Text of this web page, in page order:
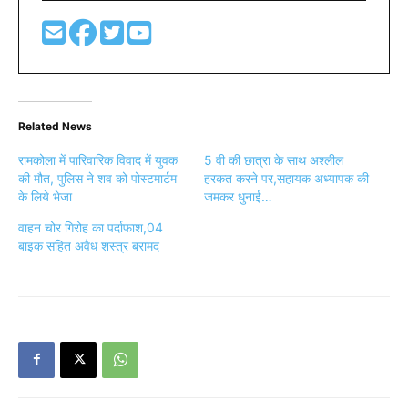
Related News
रामकोला में पारिवारिक विवाद में युवक
की मौत, पुलिस ने शव को पोस्टमार्टम
के लिये भेजा
5 वी की छात्रा के साथ अश्लील
हरकत करने पर,सहायक अध्यापक की
जमकर धुनाई…
वाहन चोर गिरोह का पर्दाफाश,04
बाइक सहित अवैध शस्त्र बरामद